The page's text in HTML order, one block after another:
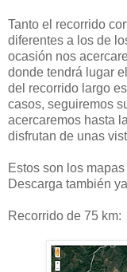
Tanto el recorrido
diferentes a los de
ocasión nos
donde tendrá lugar
del recorrido largo
casos, seguiremos
acercaremos hasta
disfrutan de unas
Estos son los
Descarga también
Recorrido de 75 km: